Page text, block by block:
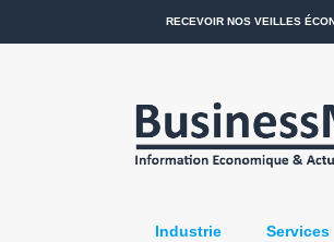
RECEVOIR NOS VEILLES
Industrie Services